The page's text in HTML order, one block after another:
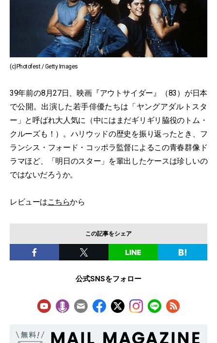
(c)Photofest / Getty Images
39年前の8月27日、映画『アウトサイダー』（83）が日本
で公開。出演した若手俳優たちは「ヤングアダルトスタ
ー」と呼ばれ大人気に（中にはまだギリギリ脇役のトム・
クルーズも！）。ハリウッドの歴史を振り返ったとき、フ
ランシス・フォード・コッポラ監督によるこの青春群像ド
ラマほど、「明日のスター」を輩出したケースは珍しいの
ではないだろうか。
レビューはこちらから
この記事をシェア
公式SNSをフォロー